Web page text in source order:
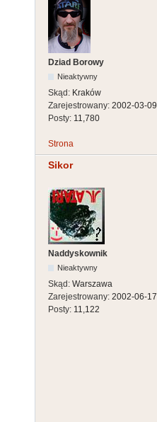
Dziad Borowy
Nieaktywny
Skąd: Kraków
Zarejestrowany: 2002-03-09
Posty: 11,780
Strona
Sikor
Naddyskownik
Nieaktywny
Skąd: Warszawa
Zarejestrowany: 2002-06-17
Posty: 11,122